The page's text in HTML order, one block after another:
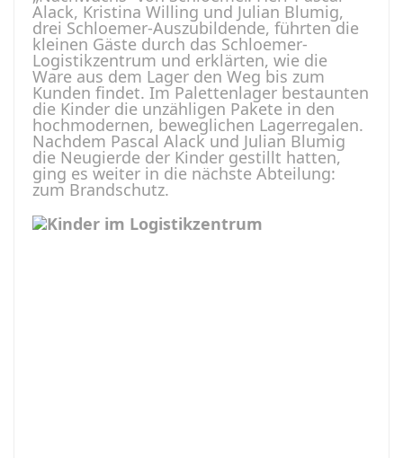
Alack, Kristina Willing und Julian Blumig,
drei Schloemer-Auszubildende, führten die
kleinen Gäste durch das Schloemer-
Logistikzentrum und erklärten, wie die
Ware aus dem Lager den Weg bis zum
Kunden findet. Im Palettenlager bestaunten
die Kinder die unzähligen Pakete in den
hochmodernen, beweglichen Lagerregalen.
Nachdem Pascal Alack und Julian Blumig
die Neugierde der Kinder gestillt hatten,
ging es weiter in die nächste Abteilung:
zum Brandschutz.